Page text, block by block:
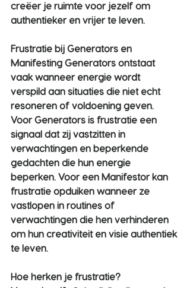
creëer je ruimte voor jezelf om
authentieker en vrijer te leven.
Frustratie bij Generators en
Manifesting Generators ontstaat
vaak wanneer energie wordt
verspild aan situaties die niet echt
resoneren of voldoening geven.
Voor Generators is frustratie een
signaal dat zij vastzitten in
verwachtingen en beperkende
gedachten die hun energie
beperken. Voor een Manifestor kan
frustratie opduiken wanneer ze
vastlopen in routines of
verwachtingen die hen verhinderen
om hun creativiteit en visie authentiek
te leven.
Hoe herken je frustratie?